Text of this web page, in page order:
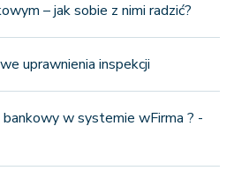
– jak sobie z nimi radzić?
uprawnienia inspekcji
w systemie wFirma ? -